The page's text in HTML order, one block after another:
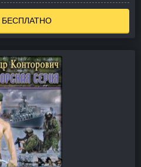
БЕСПЛАТНО